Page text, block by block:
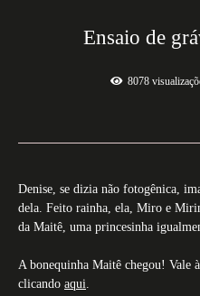
Ensaio de
8078
Denise, se dizia não fotogênica,
dela. Feito rainha, ela, Miro e
da Maitê, uma princesinha
A bonequinha Maitê chegou! Vale
clicando aqui.